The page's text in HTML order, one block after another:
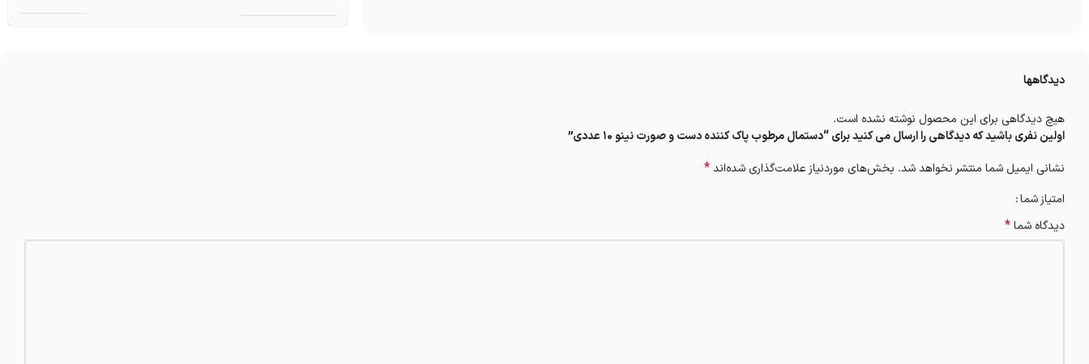
دیدگاهها
هیچ دیدگاهی برای این محصول نوشته نشده است.
اولین نفری باشید که دیدگاهی را ارسال می کنید برای “دستمال مرطوب پاک کننده دست و صورت نینو 10 عددی”
نشانی ایمیل شما منتشر نخواهد شد. بخش‌های موردنیاز علامت‌گذاری شده‌اند*
امتیاز شما
دیدگاه شما*